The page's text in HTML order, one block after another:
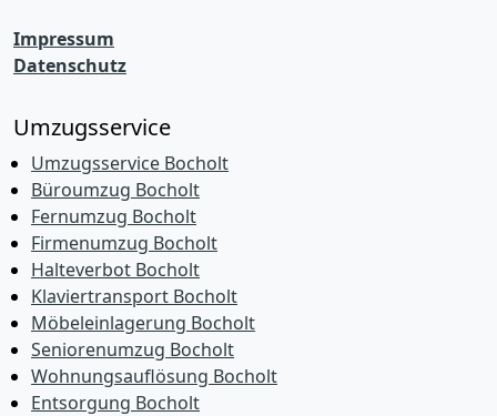
Impressum
Datenschutz
Umzugsservice
Umzugsservice Bocholt
Büroumzug Bocholt
Fernumzug Bocholt
Firmenumzug Bocholt
Halteverbot Bocholt
Klaviertransport Bocholt
Möbeleinlagerung Bocholt
Seniorenumzug Bocholt
Wohnungsauflösung Bocholt
Entsorgung Bocholt